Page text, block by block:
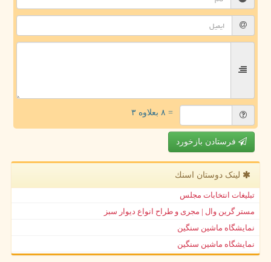
= ۸ بعلاوه ۳
فرستادن بازخورد
لینک دوستان اسنك
تبلیغات انتخابات مجلس
مستر گرین وال | مجری و طراح انواع دیوار سبز
نمایشگاه ماشین سنگین
نمایشگاه ماشین سنگین